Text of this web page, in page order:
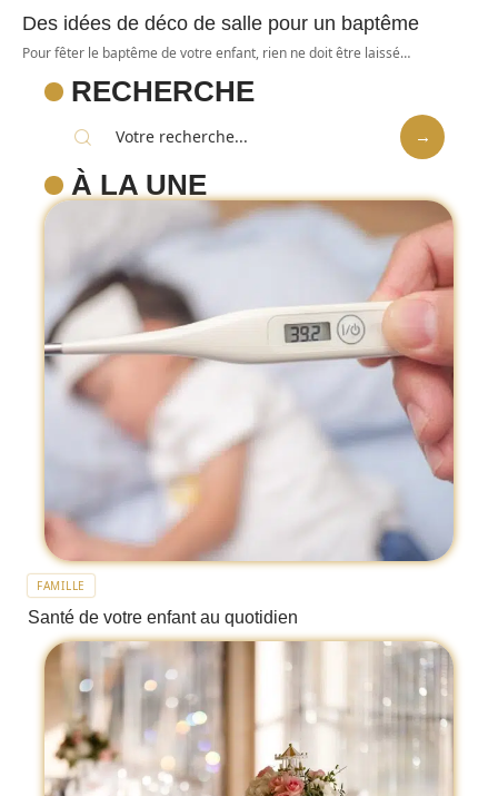
Des idées de déco de salle pour un baptême
Pour fêter le baptême de votre enfant, rien ne doit être laissé…
RECHERCHE
À LA UNE
FAMILLE
Santé de votre enfant au quotidien